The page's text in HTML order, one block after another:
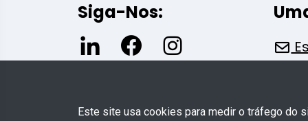
Siga-Nos:
Este site usa cookies para medir o tráfego do